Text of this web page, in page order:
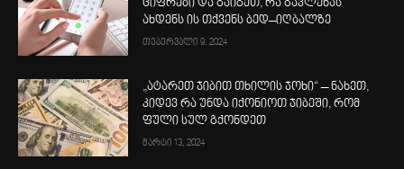
ციფრები და გაიგეთ, რა გავლენას
ახდენს ის თქვენს ბედ–იღბალზე
თებერვალი 9, 2024
„ატარეთ ჯიბით თხილის ჯოხი“ – ნახეთ,
კიდევ რა უნდა იქონიოთ ჯიბეში, რომ
ფული სულ გქონდეთ
მარტი 13, 2024